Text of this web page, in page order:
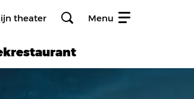
theater
restaurant
Menu